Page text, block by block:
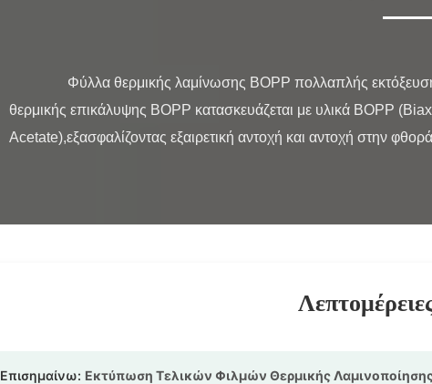
θερμικής επικάλυψης BOPP κατασκευάζεται με υλικά BOPP
Acetate),εξασφαλίζοντας εξαιρετική αντοχή και αντοχή στην
Επισημαίνω: Εκτύπωση Τελικών Φιλμών Θερμικής